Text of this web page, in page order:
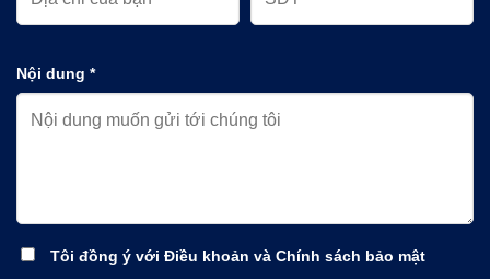
Nội dung *
Tôi đồng ý với Điều khoản và Chính sách bảo mật